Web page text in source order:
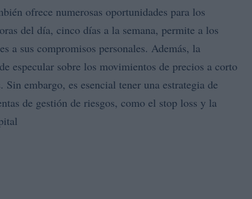
ofrece numerosas oportunidades para los
del día, cinco días a la semana, permite a los
a sus compromisos personales. Además, la
especular sobre los movimientos de precios a corto
embargo, es esencial tener una estrategia de
de gestión de riesgos, como el stop loss y la